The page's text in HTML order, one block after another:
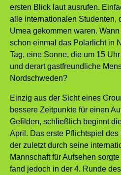
ersten Blick laut ausrufen.
alle internationalen Studenten,
Umea gekommen waren.
schon einmal das Polarlicht in
Tag, eine Sonne, die um 15
und derart gastfreundliche
Nordschweden?
Einzig aus der Sicht eines
bessere Zeitpunkte für einen
Gefilden, schließlich beginnt
April. Das erste Pflichtspiel
der zuletzt durch seine
Mannschaft für Aufsehen
fand jedoch in der 4. Runde